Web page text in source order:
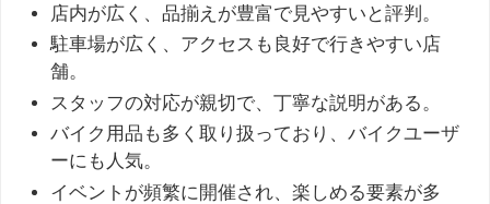
店内が広く、品揃えが豊富で見やすいと評判。
駐車場が広く、アクセスも良好で行きやすい店
舗。
スタッフの対応が親切で、丁寧な説明がある。
バイク用品も多く取り扱っており、バイクユーザ
ーにも人気。
イベントが頻繁に開催され、楽しめる要素が多